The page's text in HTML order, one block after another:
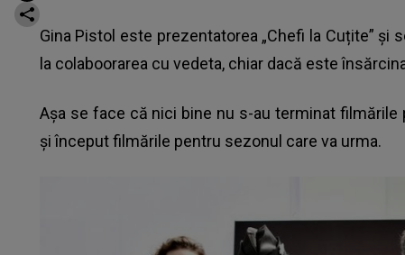
Gina Pistol este prezentatorea „Chefi la Cuțite” și
la colaboorarea cu vedeta, chiar dacă este
Așa se face că nici bine nu s-au terminat
și început filmările pentru sezonul care va urma.